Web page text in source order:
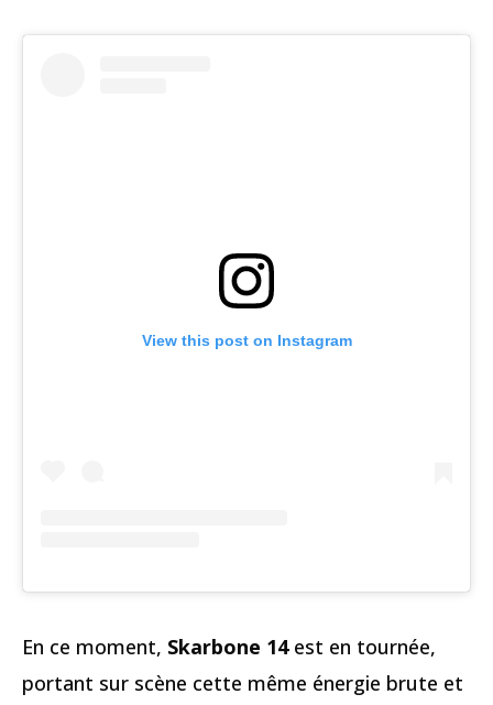
View this post on Instagram
En ce moment, Skarbone 14est en tournée,
portant sur scène cette même énergie brute et